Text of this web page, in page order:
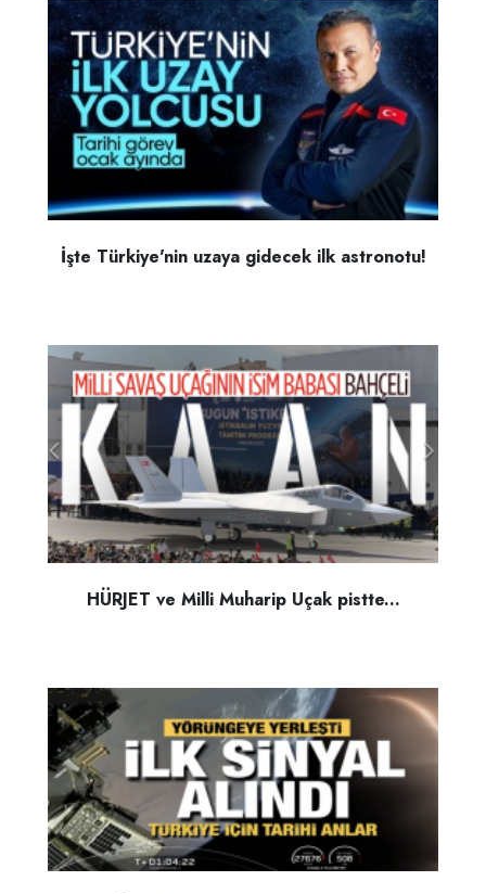
İşte Türkiye'nin uzaya gidecek ilk astronotu!
HÜRJET ve Milli Muharip Uçak pistte...